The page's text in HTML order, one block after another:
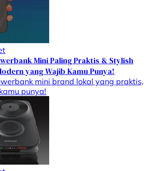
Mini Paling Praktis & Stylish
yang Wajib Kamu Punya!
mini brand lokal yang praktis,
punya!